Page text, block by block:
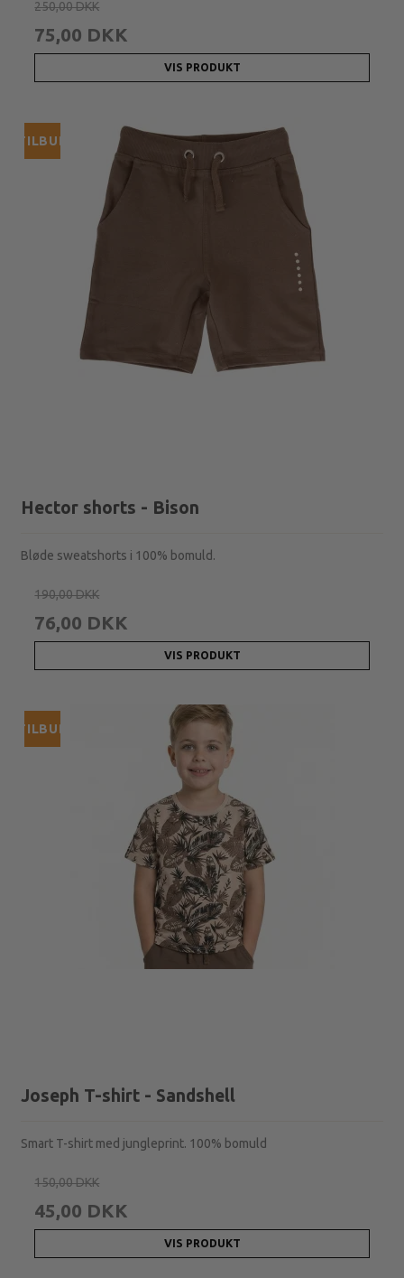
250,00 DKK
75,00 DKK
VIS PRODUKT
TILBUD
Hector shorts - Bison
Bløde sweatshorts i 100% bomuld.
190,00 DKK
76,00 DKK
VIS PRODUKT
TILBUD
Joseph T-shirt - Sandshell
Smart T-shirt med jungleprint. 100% bomuld
150,00 DKK
45,00 DKK
VIS PRODUKT